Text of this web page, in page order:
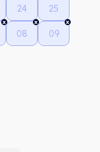
24 25
08 09